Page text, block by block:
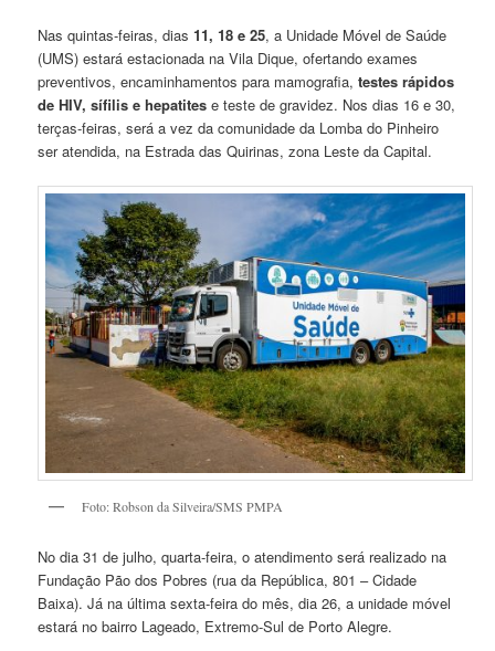
Nas quintas-feiras, dias11, 18 e 25, a Unidade Móvel de Saúde
(UMS) estará estacionada na Vila Dique, ofertando exames
preventivos, encaminhamentos para mamografia, testes rápidos
de HIV, sífilis e hepatites e teste de gravidez. Nos dias 16 e 30,
terças-feiras, será a vez da comunidade da Lomba do Pinheiro
ser atendida, na Estrada das Quirinas, zona Leste da Capital.
Foto: Robson da Silveira/SMS PMPA
No dia 31 de julho, quarta-feira, o atendimento será realizado na
Fundação Pão dos Pobres (rua da República, 801 – Cidade
Baixa). Já na última sexta-feira do mês, dia 26, a unidade móvel
estará no bairro Lageado, Extremo-Sul de Porto Alegre.